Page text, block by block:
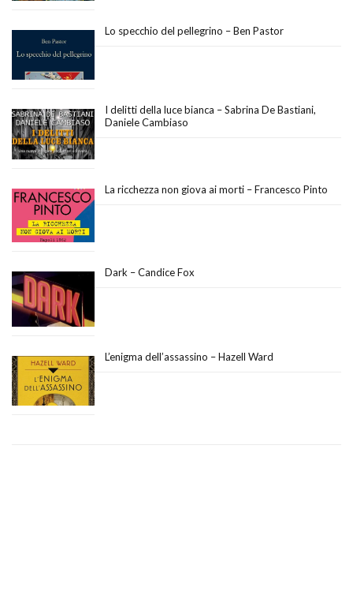
Lo specchio del pellegrino – Ben Pastor
I delitti della luce bianca – Sabrina De Bastiani,
Daniele Cambiaso
La ricchezza non giova ai morti – Francesco Pinto
Dark – Candice Fox
L’enigma dell’assassino – Hazell Ward